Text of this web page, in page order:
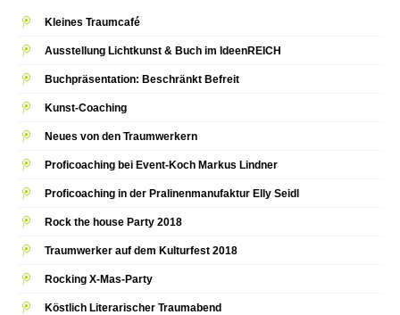
Kleines Traumcafé
Ausstellung Lichtkunst & Buch im IdeenREICH
Buchpräsentation: Beschränkt Befreit
Kunst-Coaching
Neues von den Traumwerkern
Proficoaching bei Event-Koch Markus Lindner
Proficoaching in der Pralinenmanufaktur Elly Seidl
Rock the house Party 2018
Traumwerker auf dem Kulturfest 2018
Rocking X-Mas-Party
Köstlich Literarischer Traumabend